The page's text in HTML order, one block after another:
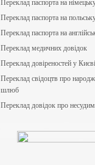
Переклад паспорта на
Переклад паспорта на
Переклад паспорта на
Переклад медичних довідок
Переклад довіреностей у Києві
Переклад свідоцтв про
шлюб
Переклад довідок про